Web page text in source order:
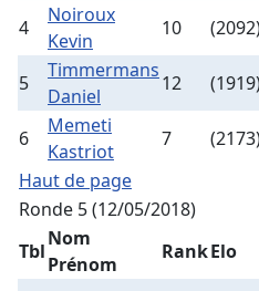
4
Noiroux
Kevin
10
5
Timmermans
Daniel
12
6
Memeti
Kastriot
7
Haut de page
Ronde 5 (12/05/2018)
Tbl
Nom
Prénom
RankElo